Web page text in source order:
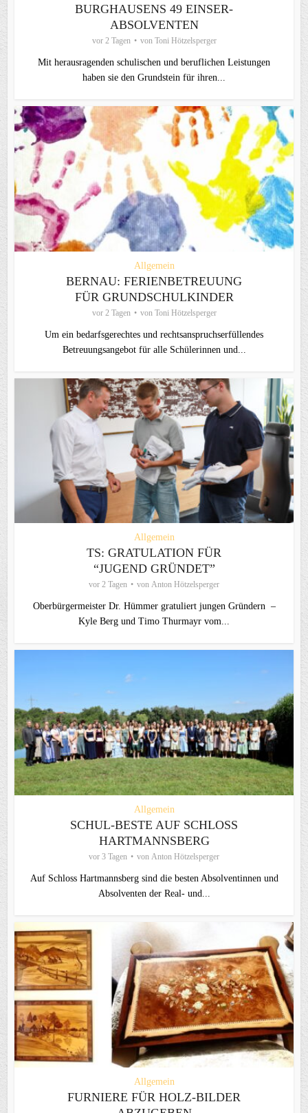
BURGHAUSENS 49 EINSER-
ABSOLVENTEN
vor 2 Tagen von Toni Hötzelsperger
Mit herausragenden schulischen und beruflichen Leistungen
haben sie den Grundstein für ihren...
Allgemein
BERNAU: FERIENBETREUUNG
FÜR GRUNDSCHULKINDER
vor 2 Tagen von Toni Hötzelsperger
Um ein bedarfsgerechtes und rechtsanspruchserfüllendes
Betreuungsangebot für alle Schülerinnen und...
Allgemein
TS: GRATULATION FÜR
“JUGEND GRÜNDET”
vor 2 Tagen von Anton Hötzelsperger
Oberbürgermeister Dr. Hümmer gratuliert jungen Gründern –
Kyle Berg und Timo Thurmayr vom...
Allgemein
SCHUL-BESTE AUF SCHLOSS
HARTMANNSBERG
vor 3 Tagen von Anton Hötzelsperger
Auf Schloss Hartmannsberg sind die besten Absolventinnen und
Absolventen der Real- und...
Allgemein
FURNIERE FÜR HOLZ-BILDER